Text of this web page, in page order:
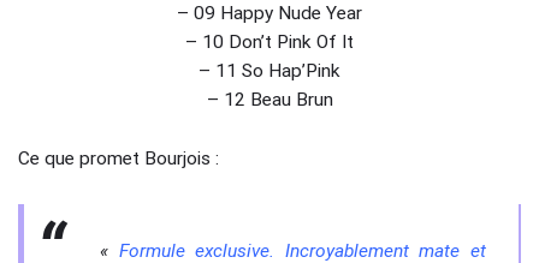
– 09 Happy Nude Year
– 10 Don’t Pink Of It
– 11 So Hap’Pink
– 12 Beau Brun
Ce que promet Bourjois :
« Formule exclusive. Incroyablement mate et